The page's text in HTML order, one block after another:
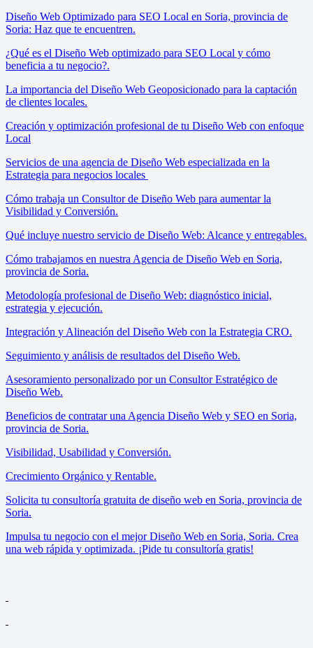
Diseño Web Optimizado para SEO Local en Soria, provincia de
Soria: Haz que te encuentren.
¿Qué es el Diseño Web optimizado para SEO Local y cómo
beneficia a tu negocio?.
La importancia del Diseño Web Geoposicionado para la captación
de clientes locales.
Creación y optimización profesional de tu Diseño Web con enfoque
Local
Servicios de una agencia de Diseño Web especializada en la
Estrategia para negocios locales
Cómo trabaja un Consultor de Diseño Web para aumentar la
Visibilidad y Conversión.
Qué incluye nuestro servicio de Diseño Web: Alcance y entregables.
Cómo trabajamos en nuestra Agencia de Diseño Web en Soria,
provincia de Soria.
Metodología profesional de Diseño Web: diagnóstico inicial,
estrategia y ejecución.
Integración y Alineación del Diseño Web con la Estrategia CRO.
Seguimiento y análisis de resultados del Diseño Web.
Asesoramiento personalizado por un Consultor Estratégico de
Diseño Web.
Beneficios de contratar una Agencia Diseño Web y SEO en Soria,
provincia de Soria.
Visibilidad, Usabilidad y Conversión.
Crecimiento Orgánico y Rentable.
Solicita tu consultoría gratuita de diseño web en Soria, provincia de
Soria.
Impulsa tu negocio con el mejor Diseño Web en Soria, Soria. Crea
una web rápida y optimizada. ¡Pide tu consultoría gratis!